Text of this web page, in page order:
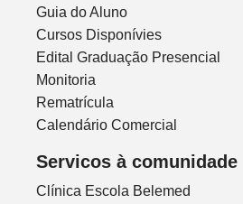
Guia do Aluno
Cursos Disponívies
Edital Graduação Presencial
Monitoria
Rematrícula
Calendário Comercial
Servicos à comunidade
Clínica Escola Belemed